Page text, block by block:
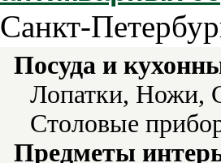
Санкт-
Посуда и
Лопатки, Ножи,
Столовые
Предметы